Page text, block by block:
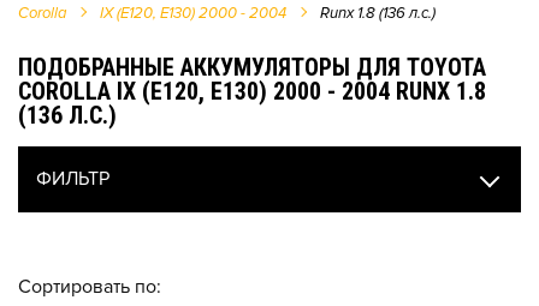
Corolla
IX (E120, E130) 2000 - 2004 Runx 1.8 (136 л.с.)
ПОДОБРАННЫЕ АККУМУЛЯТОРЫ ДЛЯ TOYOTA
COROLLA IX (E120, E130) 2000 - 2004 RUNX 1.8
(136 Л.С.)
ФИЛЬТР
Сортировать по: